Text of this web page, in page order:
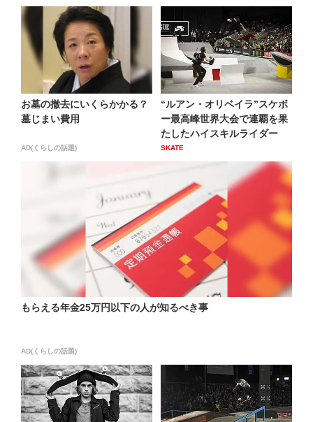
お墓の撤去にいくらかかる？
墓じまい費用
AD(くらしの話題)
“ルアン・オリベイラ”スケボ
ー最高峰世界大会で連覇を果
たしたハイスキルライダー
SKATE
もらえる年金25万円以下の人が知るべき事
AD(くらしの話題)